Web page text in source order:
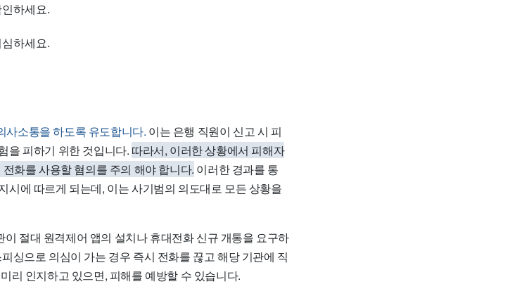
하세요.
하세요.
사소통을 하도록 유도합니다. 이는 은행 직원이 신고 시 피
을 피하기 위한 것입니다. 따라서, 이러한 상황에서 피해자
화를 사용할 혐의를 주의 해야 합니다. 이러한 경과를 통
시에 따르게 되는데, 이는 사기범의 의도대로 모든 상황을
절대 원격제어 앱의 설치나 휴대전화 신규 개통을 요구하
싱으로 의심이 가는 경우 즉시 전화를 끊고 해당 기관에 직
리 인지하고 있으면, 피해를 예방할 수 있습니다.